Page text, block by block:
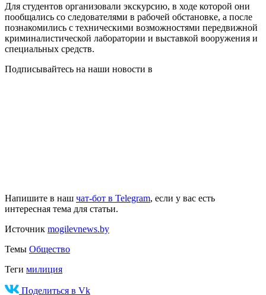
Для студентов организовали экскурсию, в ходе которой они
пообщались со следователями в рабочей обстановке, а после
познакомились с техническими возможностями передвижной
криминалистической лаборатории и выставкой вооружения и
специальных средств.
Подписывайтесь на наши новости в
Напишите в наш чат-бот в Telegram, если у вас есть
интересная тема для статьи.
Источник mogilevnews.by
Темы Общество
Теги милиция
Поделиться в Vk